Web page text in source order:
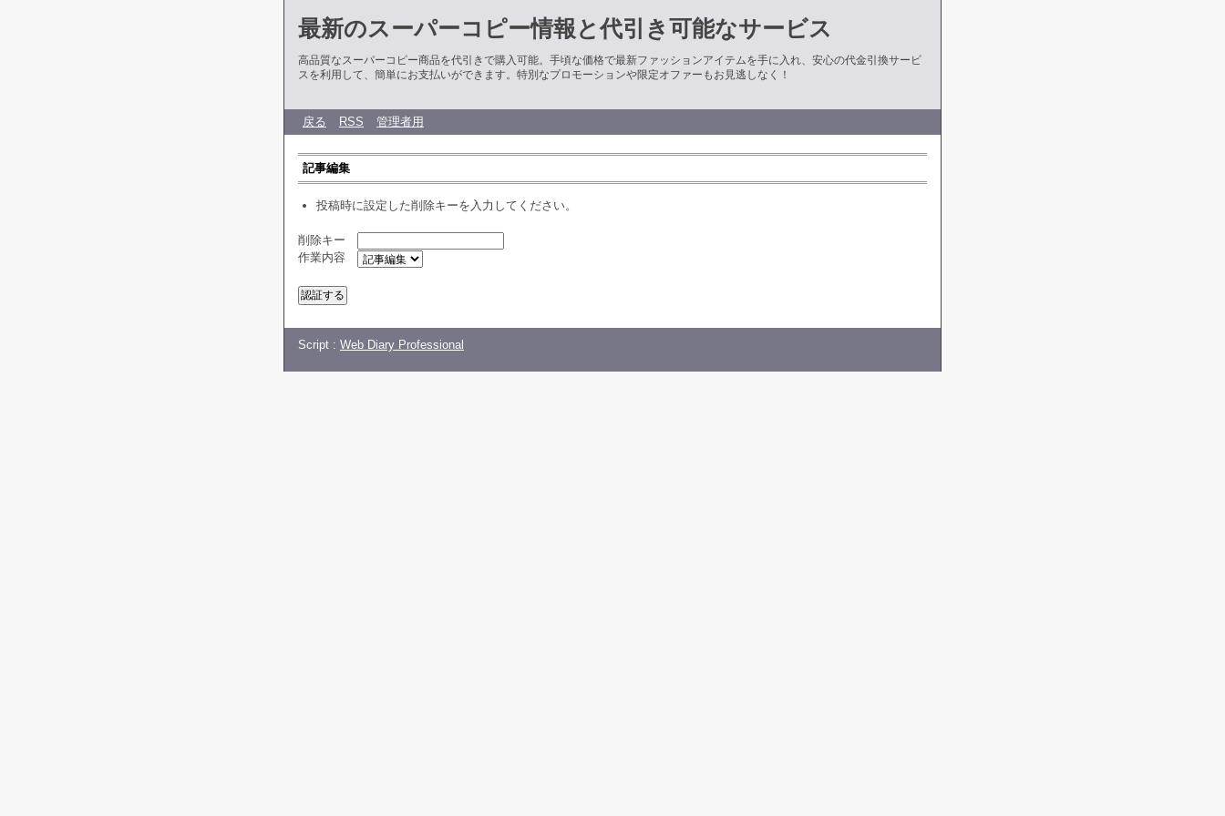
最新のスーパーコピー情報と代引き可能なサービス
高品質なスーパーコピー商品を代引きで購入可能。手頃な価格で最新ファッションアイテムを手に入れ、安心の代金引換サービ
スを利用して、簡単にお支払いができます。特別なプロモーションや限定オファーもお見逃しなく！
戻る RSS 管理者用
記事編集
投稿時に設定した削除キーを入力してください。
削除キー
作業内容
Script : Web Diary Professional